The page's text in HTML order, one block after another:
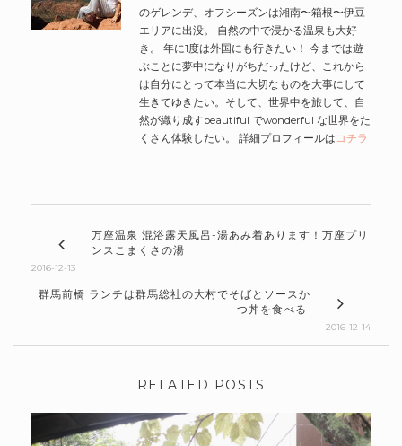
のゲレンデ、オフシーズンは湘南〜箱根〜伊豆
エリアに出没。 自然の中で浸かる温泉も大好
き。 年に1度は外国にも行きたい！ 今までは遊
ぶことに夢中になりがちだったけど、これから
は自分にとって本当に大切なものを大事にして
生きてゆきたい。そして、世界中を旅して、自
然が織り成すbeautiful でwonderful な世界をた
くさん体験したい。 詳細プロフィールは コチラ
万座温泉 混浴露天風呂-湯あみ着あります！万座プリ
ンスこまくさの湯
2016-12-13
群馬前橋 ランチは群馬総社の大村でそばとソースか
つ丼を食べる
2016-12-14
RELATED POSTS